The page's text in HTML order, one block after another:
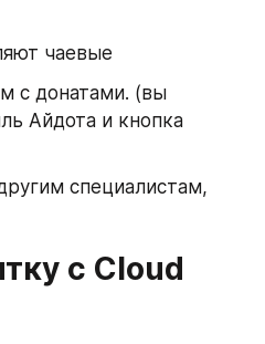
чаевые
с донатами. (вы
Айдота и кнопка
специалистам,
с Cloud